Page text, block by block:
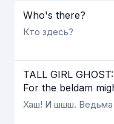
Who's there?
Кто здесь?
TALL GIRL
For the beldam
Хаш! И шшш. Ведьма